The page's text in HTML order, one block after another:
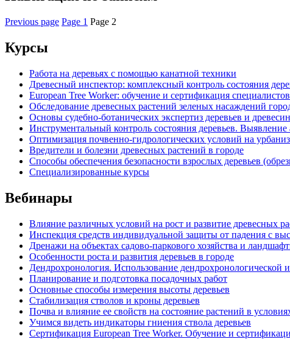
Previous page Page 1 Page 2
Курсы
Работа на деревьях с помощью канатной техники
Древесный инспектор: комплексный контроль состояния
European Tree Worker: обучение и сертификация
Обследование древесных растений зеленых насаждений
Основы судебно-ботанических экспертиз деревьев и
Инструментальный контроль состояния деревьев. Выявление
Оптимизация почвенно-гидрологических условий на
Вредители и болезни древесных растений в городе
Способы обеспечения безопасности взрослых деревьев
Специализированные курсы
Вебинары
Влияние различных условий на рост и развитие древесных
Инспекция средств индивидуальной защиты от падения с
Дренажи на объектах садово-паркового хозяйства и
Особенности роста и развития деревьев в городе
Дендрохронология. Использование дендрохронологической
Планирование и подготовка посадочных работ
Основные способы измерения высоты деревьев
Стабилизация стволов и кроны деревьев
Почва и влияние ее свойств на состояние растений в
Учимся видеть индикаторы гниения ствола деревьев
Сертификация European Tree Worker. Обучение и